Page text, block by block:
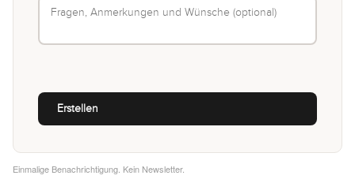
Einmalige Benachrichtigung. Kein Newsletter.